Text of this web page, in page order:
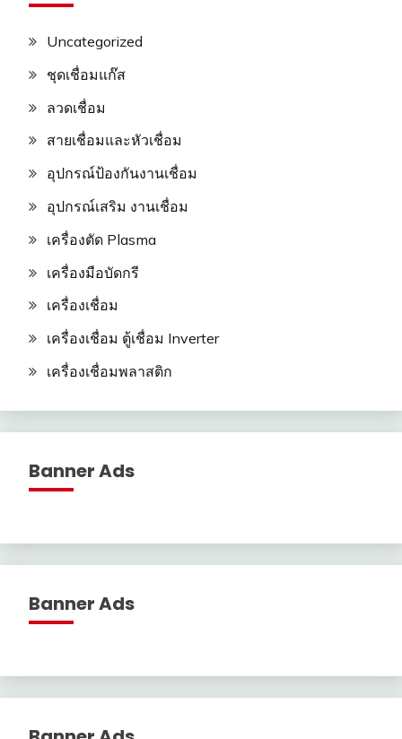
Uncategorized
ชุดเชื่อมแก๊ส
ลวดเชื่อม
สายเชื่อมและหัวเชื่อม
อุปกรณ์ป้องกันงานเชื่อม
อุปกรณ์เสริม งานเชื่อม
เครื่องตัด Plasma
เครื่องมือบัดกรี
เครื่องเชื่อม
เครื่องเชื่อม ตู้เชื่อม Inverter
เครื่องเชื่อมพลาสติก
Banner Ads
Banner Ads